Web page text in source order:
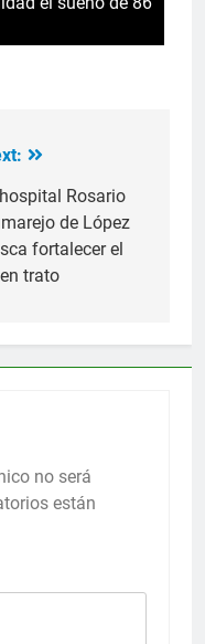
Rosario
de López
fortalecer el
trato
no será
están